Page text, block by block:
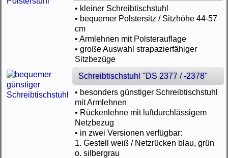
• kleiner Schreibtischstuhl
• bequemer Polstersitz / Sitzhöhe 44-57
cm
• Armlehnen mit Polsterauflage
• große Auswahl strapazierfähiger
Sitzbezüge
Schreibtischstuhl "DS 2377 / -2378"
• besonders günstiger Schreibtischstuhl
mit Armlehnen
• Rückenlehne mit luftdurchlässigem
Netzbezug
• in zwei Versionen verfügbar:
1. Gestell weiß / Netzrücken blau, grün
o. silbergrau